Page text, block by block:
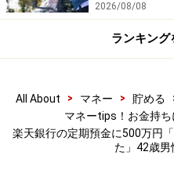
2026/08/08
ランキング
All About > マネー > 貯める
マネーtips！お金持
楽天銀行の定期預金に500万円
た」42歳男